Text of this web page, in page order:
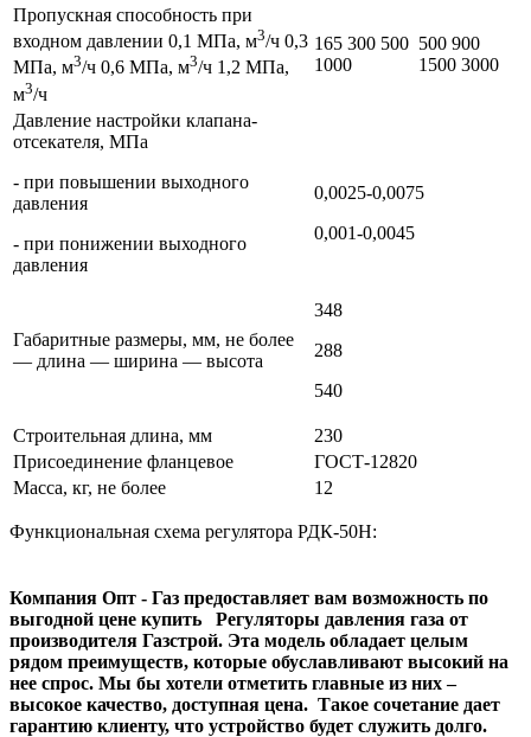
Пропускная способность при
входном давлении 0,1 МПа, м3/ч 0,3
МПа, м3/ч 0,6 МПа, м3/ч 1,2 МПа,
м3/ч
165 300 500
1000
500 900
1500 3000
Давление настройки клапана-
отсекателя, МПа
- при повышении выходного
давления
- при понижении выходного
давления
0,0025-0,0075
0,001-0,0045
Габаритные размеры, мм, не более
— длина — ширина — высота
348
288
540
Строительная длина, мм
230
Присоединение фланцевое
ГОСТ-12820
Масса, кг, не более
12
Функциональная схема регулятора РДК-50Н:
Компания Опт - Газ предоставляет вам возможность по
выгодной цене купить Регуляторы давления газа от
производителя Газстрой. Эта модель обладает целым
рядом преимуществ, которые обуславливают высокий на
нее спрос. Мы бы хотели отметить главные из них –
высокое качество, доступная цена. Такое сочетание дает
гарантию клиенту, что устройство будет служить долго.